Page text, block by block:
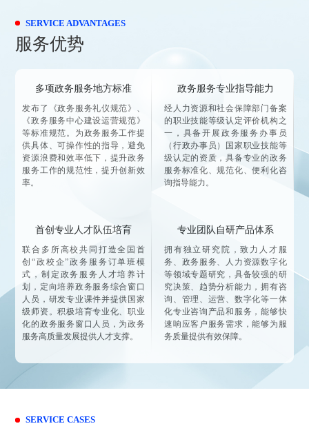
SERVICE ADVANTAGES
服务优势
多项政务服务地方标准
发布了《政务服务礼仪规范》、
《政务服务中心建设运营规范》
等标准规范。为政务服务工作提
供具体、可操作性的指导，避免
资源浪费和效率低下，提升政务
服务工作的规范性，提升创新效
率。
政务服务专业指导能力
经人力资源和社会保障部门备案
的职业技能等级认定评价机构之
一，具备开展政务服务办事员
（行政办事员）国家职业技能等
级认定的资质，具备专业的政务
服务标准化、规范化、便利化咨
询指导能力。
首创专业人才队伍培育
联合多所高校共同打造全国首
创“政校企”政务服务订单班模
式，制定政务服务人才培养计
划，定向培养政务服务综合窗口
人员，研发专业课件并提供国家
级师资。积极培育专业化、职业
化的政务服务窗口人员，为政务
服务高质量发展提供人才支撑。
专业团队自研产品体系
拥有独立研究院，致力人才服
务、政务服务、人力资源数字化
等领域专题研究，具备较强的研
究决策、趋势分析能力，拥有咨
询、管理、运营、数字化等一体
化专业咨询产品和服务，能够快
速响应客户服务需求，能够为服
务质量提供有效保障。
SERVICE CASES